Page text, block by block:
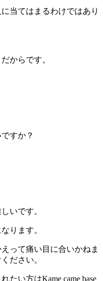
当てはまるわけではあり
からです。
すか？
いです。
ります。
って痛い目に合いかねま
ださい。
たい方はKame came base